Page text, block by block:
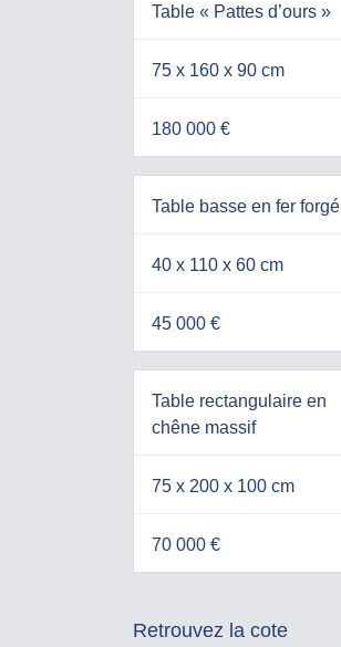
Table « Pattes d’ours »
75 x 160 x 90 cm
180 000 €
Table basse en fer forgé
40 x 110 x 60 cm
45 000 €
Table rectangulaire en
chêne massif
75 x 200 x 100 cm
70 000 €
Retrouvez la cote